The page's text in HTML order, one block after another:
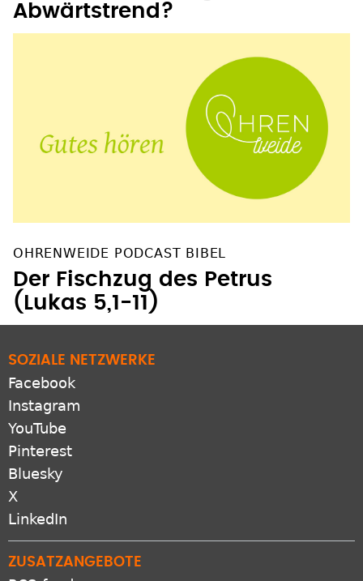
Abwärtstrend?
OHRENWEIDE PODCAST BIBEL
Der Fischzug des Petrus
(Lukas 5,1-11)
SOZIALE NETZWERKE
Facebook
Instagram
YouTube
Pinterest
Bluesky
X
LinkedIn
ZUSATZANGEBOTE